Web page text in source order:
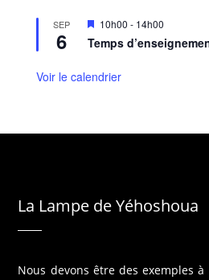
SEP
6
M
s
n
10h00 - 14h00
Temps
Voir le calendrier
La Lampe de Yéhoshoua
Nous devons être des exemples